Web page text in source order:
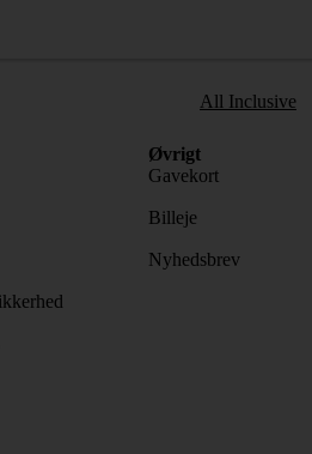
All Inclusive
Øvrigt
Gavekort
Billeje
Nyhedsbrev